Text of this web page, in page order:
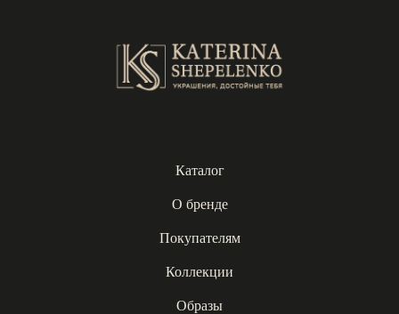
Каталог
О бренде
Покупателям
Коллекции
Образы